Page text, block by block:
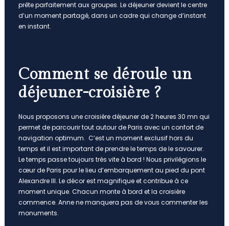
prête parfaitement aux groupes. Le déjeuner devient le centre
d’un moment partagé, dans un cadre qui change d’instant
en instant.
Comment se déroule un
déjeuner-croisière ?
Nous proposons une croisière déjeuner de 2 heures 30 mn qui
permet de parcourir tout autour de Paris avec un confort de
navigation optimum. C’est un moment exclusif hors du
temps et il est important de prendre le temps de le savourer.
Le temps passe toujours très vite à bord ! Nous privilégions le
cœur de Paris pour le lieu d’embarquement au pied du pont
Alexandre III. Le décor est magnifique et contribue à ce
moment unique. Chacun monte à bord et la croisière
commence. Anne ne manquera pas de vous commenter les
monuments.